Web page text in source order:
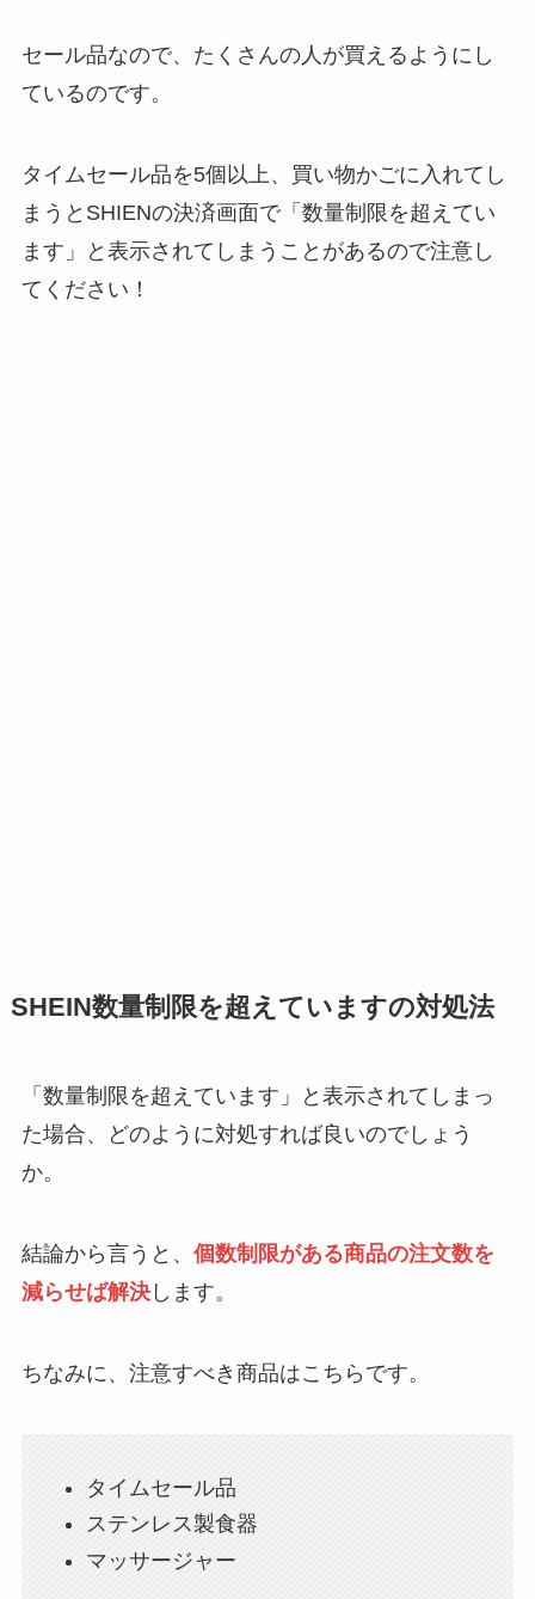
セール品なので、たくさんの人が買えるようにし
ているのです。
タイムセール品を5個以上、買い物かごに入れてし
まうとSHIENの決済画面で「数量制限を超えてい
ます」と表示されてしまうことがあるので注意し
てください！
SHEIN数量制限を超えていますの対処法
「数量制限を超えています」と表示されてしまっ
た場合、どのように対処すれば良いのでしょう
か。
結論から言うと、 個数制限がある商品の注文数を
減らせば解決します。
ちなみに、注意すべき商品はこちらです。
タイムセール品
ステンレス製食器
マッサージャー